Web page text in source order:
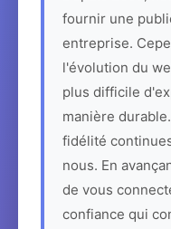
fournir une
entreprise.
l'évolution du
plus difficile
manière
fidélité
nous. En
de vous
confiance qui